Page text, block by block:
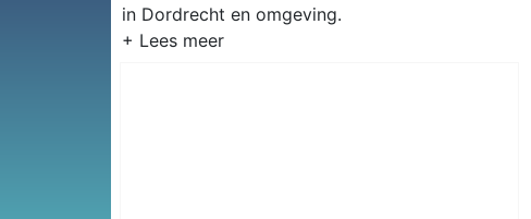
in Dordrecht en omgeving.